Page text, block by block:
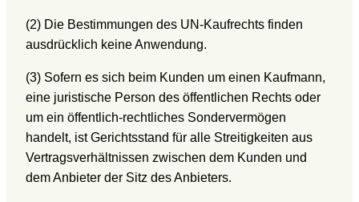
(2) Die Bestimmungen des UN-Kaufrechts finden
ausdrücklich keine Anwendung.
(3) Sofern es sich beim Kunden um einen Kaufmann,
eine juristische Person des öffentlichen Rechts oder
um ein öffentlich-rechtliches Sondervermögen
handelt, ist Gerichtsstand für alle Streitigkeiten aus
Vertragsverhältnissen zwischen dem Kunden und
dem Anbieter der Sitz des Anbieters.